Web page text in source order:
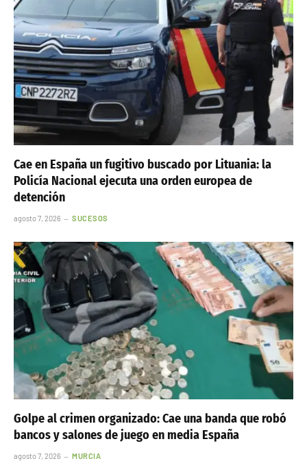
Cae en España un fugitivo buscado por Lituania: la
Policía Nacional ejecuta una orden europea de
detención
agosto 7, 2026 SUCESOS
Golpe al crimen organizado: Cae una banda que robó
bancos y salones de juego en media España
agosto 7, 2026 MURCIA